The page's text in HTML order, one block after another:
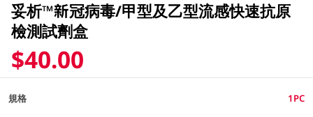
妥析™新冠病毒/甲型及⼄型流感快速抗原
檢測試劑盒
$40.00
規格 1PC